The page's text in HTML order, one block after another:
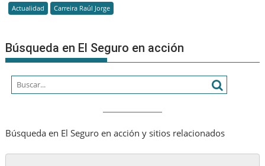
Actualidad Carreira Raúl Jorge
Búsqueda en El Seguro en acción
Búsqueda en El Seguro en acción y sitios relacionados